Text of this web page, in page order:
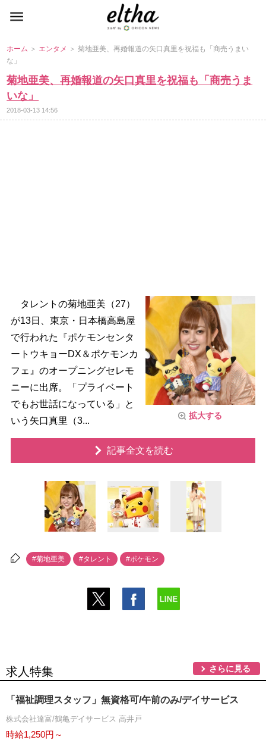
ホーム ＞ エンタメ ＞ 菊地亜美、再婚報道の矢口真里を祝福も「商売うまい
な」
菊地亜美、再婚報道の矢口真里を祝福も「商売うま
いな」
2018-03-13 14:56
拡大する
タレントの菊地亜美（27）
が13日、東京・日本橋高島屋
で行われた『ポケモンセンタ
ートウキョーDX＆ポケモンカ
フェ』のオープニングセレモ
ニーに出席。「プライベート
でもお世話になっている」と
いう矢口真里（3...
記事全文を読む
#菊地亜美 #タレント #ポケモン
求人特集 さらに見る
「福祉調理スタッフ」無資格可/午前のみ/デイサービス
株式会社達富/鶴亀デイサービス 高井戸
時給1,250円～